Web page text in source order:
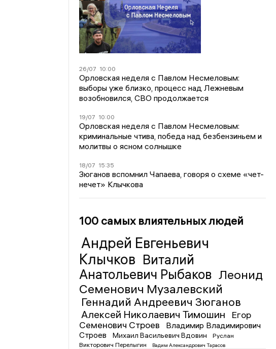
26/07 10:00
Орловская неделя с Павлом Несмеловым:
выборы уже близко, процесс над Лежневым
возобновился, СВО продолжается
19/07 10:00
Орловская неделя с Павлом Несмеловым:
криминальные чтива, победа над безбензиньем и
молитвы о ясном солнышке
18/07 15:35
Зюганов вспомнил Чапаева, говоря о схеме «чет-
нечет» Клычкова
100 самых влиятельных людей
Андрей Евгеньевич
Клычков Виталий
Анатольевич Рыбаков Леонид
Семенович Музалевский
Геннадий Андреевич Зюганов
Алексей Николаевич Тимошин
Егор
Семенович Строев
Владимир Владимирович
Строев
Михаил Васильевич Вдовин
Руслан
Викторович Перелыгин
Вадим Александрович Тарасов